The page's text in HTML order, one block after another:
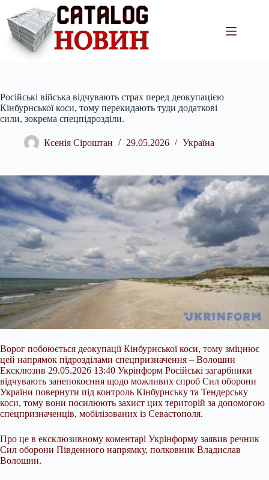
вмісту
Російські війська відчувають страх перед деокупацією
Кінбурнської коси, тому перекидають туди додаткові
сили, зокрема спецпідрозділи.
Ксенія Сіроштан 29.05.2026 Україна
Ворог побоюється деокупації Кінбурнської коси, тому зміцнює
цей напрямок підрозділами спецпризначення – Волошин
Ексклюзив 29.05.2026 13:40 Укрінформ Російські загарбники
відчувають занепокоєння щодо можливих спроб Сил оборони
України повернути під контроль Кінбурнську та Тендерську
коси, тому вони посилюють захист цих територій за допомогою
спецпризначенців, мобілізованих із Севастополя.
Про це в ексклюзивному коментарі Укрінформу заявив речник
Сил оборони Південного напрямку, полковник Владислав
Волошин.